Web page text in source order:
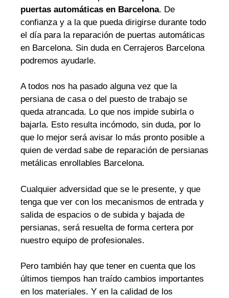
puertas automáticas en Barcelona. De
confianza y a la que pueda dirigirse durante todo
el día para la reparación de puertas automáticas
en Barcelona. Sin duda en Cerrajeros Barcelona
podremos ayudarle.
A todos nos ha pasado alguna vez que la
persiana de casa o del puesto de trabajo se
queda atrancada. Lo que nos impide subirla o
bajarla. Esto resulta incómodo, sin duda, por lo
que lo mejor será avisar lo más pronto posible a
quien de verdad sabe de reparación de persianas
metálicas enrollables Barcelona.
Cualquier adversidad que se le presente, y que
tenga que ver con los mecanismos de entrada y
salida de espacios o de subida y bajada de
persianas, será resuelta de forma certera por
nuestro equipo de profesionales.
Pero también hay que tener en cuenta que los
últimos tiempos han traído cambios importantes
en los materiales. Y en la calidad de los